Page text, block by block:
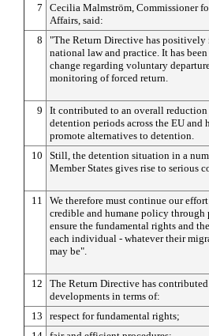
7
Cecilia Malmström, Commissioner
Affairs, said:
8
"The Return Directive has positively
national law and practice. It has
change regarding voluntary
monitoring of forced return.
9
It contributed to an overall
detention periods across the EU and
promote alternatives to detention.
10
Still, the detention situation in a
Member States gives rise to serious
11
We therefore must continue our
credible and humane policy through
ensure the fundamental rights and
each individual - whatever their
may be".
12
The Return Directive has
developments in terms of:
13
respect for fundamental rights;